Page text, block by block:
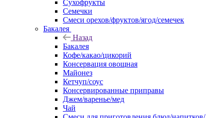
Сухофрукты
Семечки
Смеси орехов/фруктов/ягод/семечек
Бакалея
Назад
Бакалея
Кофе/какао/цикорий
Консервация овощная
Майонез
Кетчуп/соус
Консервированные приправы
Джем/варенье/мед
Чай